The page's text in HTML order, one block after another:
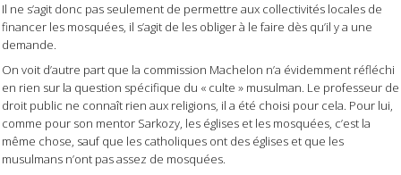
Il ne s’agit donc pas seulement de permettre aux collectivités locales de
financer les mosquées, il s’agit de les obliger à le faire dès qu’il y a une
demande.
On voit d’autre part que la commission Machelon n’a évidemment réfléchi
en rien sur la question spécifique du « culte » musulman. Le professeur de
droit public ne connaît rien aux religions, il a été choisi pour cela. Pour lui,
comme pour son mentor Sarkozy, les églises et les mosquées, c’est la
même chose, sauf que les catholiques ont des églises et que les
musulmans n’ont pas assez de mosquées.